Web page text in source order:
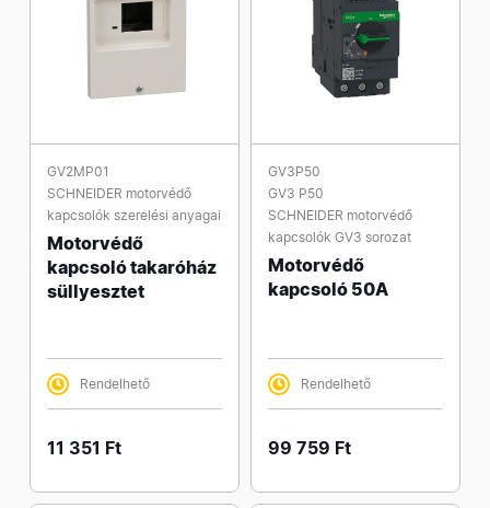
GV2MP01
SCHNEIDER motorvédő
kapcsolók szerelési anyagai
Motorvédő
kapcsoló takaróház
süllyesztet
Rendelhető
11 351 Ft
GV3P50
GV3 P50
SCHNEIDER motorvédő
kapcsolók GV3 sorozat
Motorvédő
kapcsoló 50A
Rendelhető
99 759 Ft